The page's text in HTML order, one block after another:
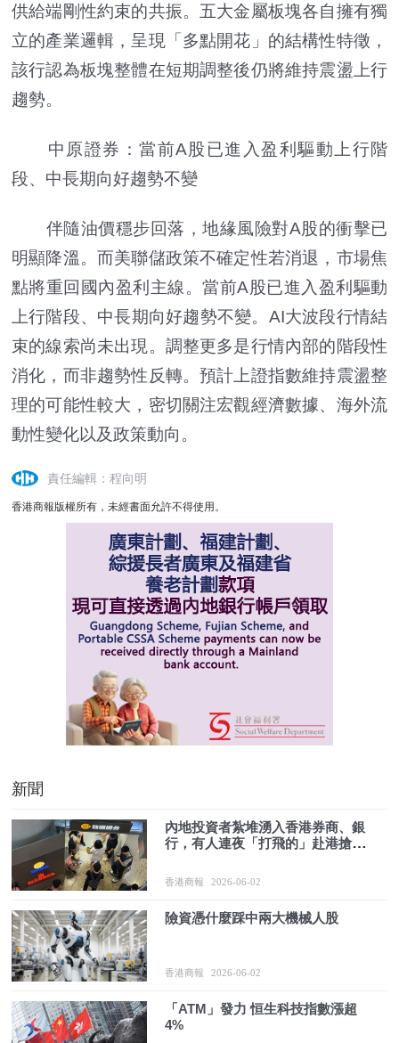
供給端剛性約束的共振。五大金屬板塊各自擁有獨
立的產業邏輯，呈現「多點開花」的結構性特徵，
該行認為板塊整體在短期調整後仍將維持震盪上行
趨勢。
中原證券：當前A股已進入盈利驅動上行階
段、中長期向好趨勢不變
伴隨油價穩步回落，地緣風險對A股的衝擊已
明顯降溫。而美聯儲政策不確定性若消退，市場焦
點將重回國內盈利主線。當前A股已進入盈利驅動
上行階段、中長期向好趨勢不變。AI大波段行情結
束的線索尚未出現。調整更多是行情內部的階段性
消化，而非趨勢性反轉。預計上證指數維持震盪整
理的可能性較大，密切關注宏觀經濟數據、海外流
動性變化以及政策動向。
責任編輯：程向明
香港商報版權所有，未經書面允許不得使用。
新聞
內地投資者紮堆湧入香港券商、銀
行，有人連夜「打飛的」赴港搶開
簽資金來源聲明，確認為內地以外
合法來源
香港商報 2026-06-02
險資憑什麼踩中兩大機械人股
香港商報 2026-06-02
「ATM」發力 恒生科技指數漲超
4%